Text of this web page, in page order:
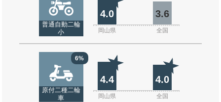
普通自動二輪
小
4.0 3.6
岡山県 全国
6%
原付二種二輪
車
4.4 4.0
岡山県 全国